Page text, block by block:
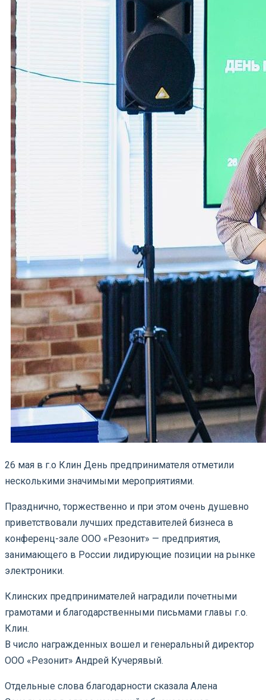
26 мая в г.о Клин День предпринимателя отметили
несколькими значимыми мероприятиями.
Празднично, торжественно и при этом очень душевно
приветствовали лучших представителей бизнеса в
конференц-зале ООО «Резонит» — предприятия,
занимающего в России лидирующие позиции на рынке
электроники.
Клинских предпринимателей наградили почетными
грамотами и благодарственными письмами главы г.о.
Клин.
В число награжденных вошел и генеральный директор
ООО «Резонит» Андрей Кучерявый.
Отдельные слова благодарности сказала Алена